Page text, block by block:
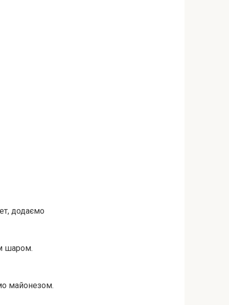
додаємо
шаром.
майонезом.